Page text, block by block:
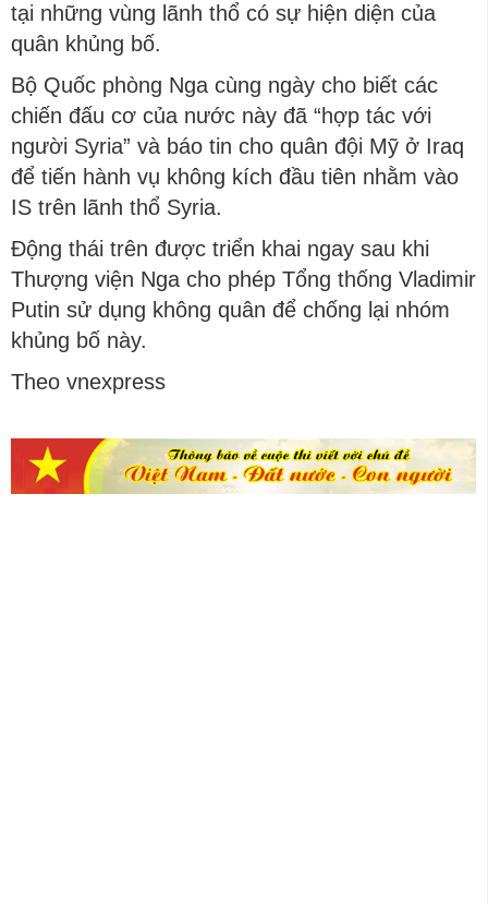
tại những vùng lãnh thổ có sự hiện diện của
quân khủng bố.
Bộ Quốc phòng Nga cùng ngày cho biết các
chiến đấu cơ của nước này đã “hợp tác với
người Syria” và báo tin cho quân đội Mỹ ở Iraq
để tiến hành vụ không kích đầu tiên nhằm vào
IS trên lãnh thổ Syria.
Động thái trên được triển khai ngay sau khi
Thượng viện Nga cho phép Tổng thống Vladimir
Putin sử dụng không quân để chống lại nhóm
khủng bố này.
Theo vnexpress